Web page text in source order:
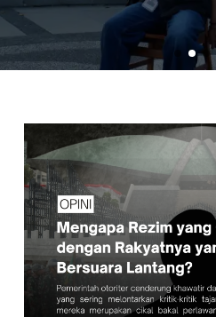
READ MORE